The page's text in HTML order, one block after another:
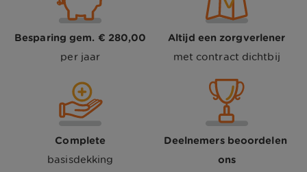
Besparing gem. € 280,00
per jaar
Altijd een zorgverlener
met contract dichtbij
Complete
basisdekking
Deelnemers beoordelen
ons